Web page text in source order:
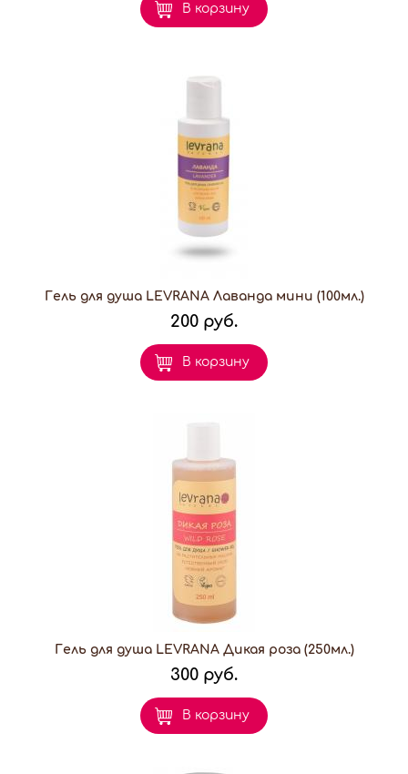
В корзину
Гель для душа LEVRANA Лаванда мини (100мл.)
200 руб.
В корзину
Гель для душа LEVRANA Дикая роза (250мл.)
300 руб.
В корзину